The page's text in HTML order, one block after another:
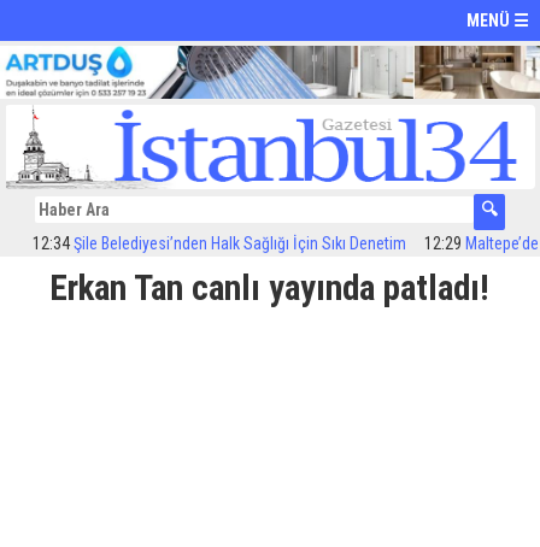
MENÜ ☰
12:34 Şile Belediyesi’nden Halk Sağlığı İçin Sıkı Denetim 12:29 Maltepe’de
Erkan Tan canlı yayında patladı!